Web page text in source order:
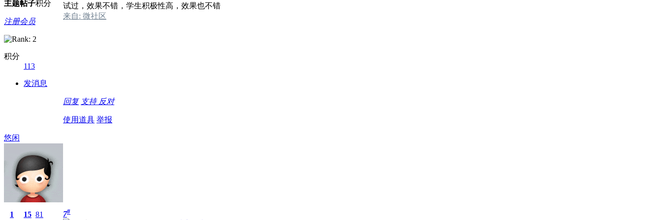
主题帖子积分
注册会员
积分
113
发消息
试过，效果不错，学生积极性高，效果也不错
来自: 微社区
回复 支持 反对
使用道具 举报
悠闲
1 15 81 7#